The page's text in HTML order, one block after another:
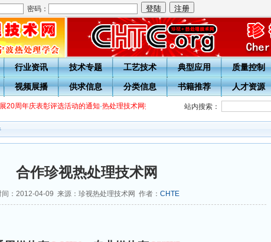
密码：
行业资讯 技术专题 工艺技术 典型应用 质量控制
视频展播 供求信息 分类信息 书籍推荐 人才资源
20周年庆表彰评选活动的通知·热处理技术网投稿指南 宁波市热处理学会会员入会须知
站内搜索：
合作珍视热处理技术网
间：2012-04-09 来源：珍视热处理技术网 作者： CHTE